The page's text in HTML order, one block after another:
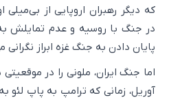
که دیگر رهبران اروپایی از
در جنگ با روسیه و عدم تمایلش به
پایان دادن به جنگ غزه ابراز نگرانی
اما جنگ ایران، ملونی را در
آوریل، زمانی که ترامپ به پاپ